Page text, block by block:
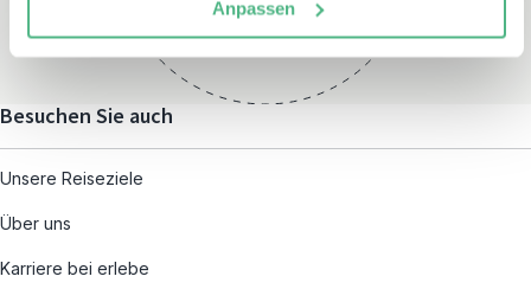
Anpassen
Terminvereinbarung
Besuchen Sie auch
Unsere Reiseziele
Über uns
Karriere bei erlebe